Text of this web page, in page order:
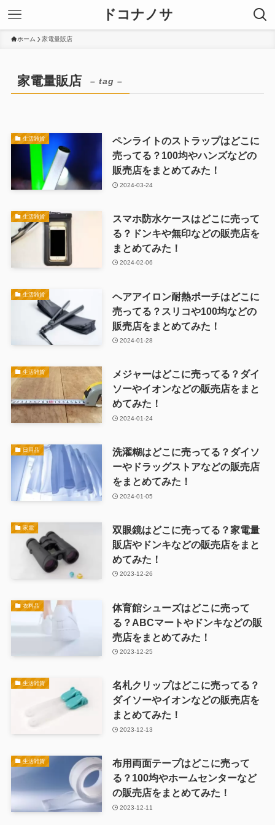
ドコナノサ
ホーム 家電量販店
家電量販店 – tag –
生活雑貨
ペンライトのストラップはどこに
売ってる？100均やハンズなどの
販売店をまとめてみた！
2024-03-24
生活雑貨
スマホ防水ケースはどこに売って
る？ドンキや無印などの販売店を
まとめてみた！
2024-02-06
生活雑貨
ヘアアイロン耐熱ポーチはどこに
売ってる？スリコや100均などの
販売店をまとめてみた！
2024-01-28
生活雑貨
メジャーはどこに売ってる？ダイ
ソーやイオンなどの販売店をまと
めてみた！
2024-01-24
日用品
洗濯糊はどこに売ってる？ダイソ
ーやドラッグストアなどの販売店
をまとめてみた！
2024-01-05
家電
双眼鏡はどこに売ってる？家電量
販店やドンキなどの販売店をまと
めてみた！
2023-12-26
衣料品
体育館シューズはどこに売って
る？ABCマートやドンキなどの販
売店をまとめてみた！
2023-12-25
生活雑貨
名札クリップはどこに売ってる？
ダイソーやイオンなどの販売店を
まとめてみた！
2023-12-13
生活雑貨
布用両面テープはどこに売って
る？100均やホームセンターなど
の販売店をまとめてみた！
2023-12-11